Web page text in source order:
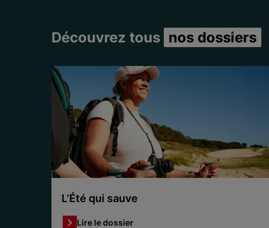
Découvrez tous nos dossiers
L’Été qui sauve
Lire le dossier